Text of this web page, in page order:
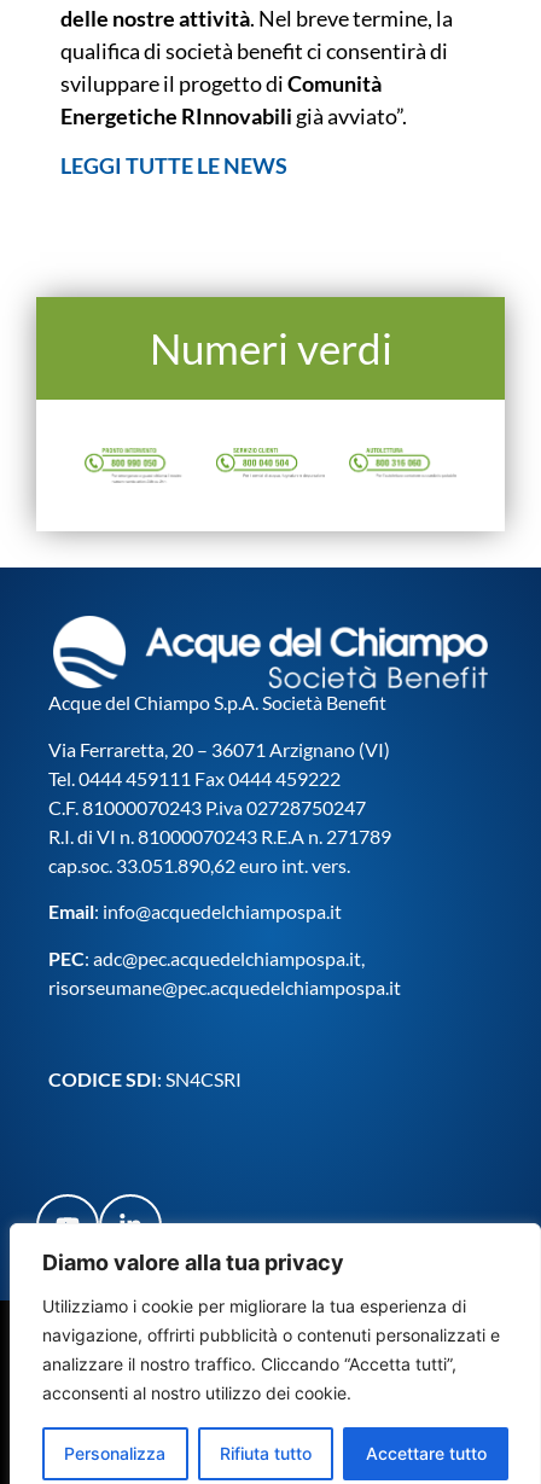
Diamo valore alla tua privacy
Utilizziamo i cookie per migliorare la tua esperienza di
navigazione, offrirti pubblicità o contenuti personalizzati e
analizzare il nostro traffico. Cliccando “Accetta tutti”,
acconsenti al nostro utilizzo dei cookie.
Personalizza Rifiuta tutto Accettare tutto
delle nostre attività. Nel breve termine, la
qualifica di società benefit ci consentirà di
sviluppare il progetto diComunità
Energetiche RInnovabili già avviato”.
LEGGI TUTTE LE NEWS
Numeri verdi
Acque del Chiampo S.p.A. Società Benefit
Via Ferraretta, 20 – 36071 Arzignano (VI)
Tel. 0444 459111 Fax 0444 459222
C.F. 81000070243 P.iva 02728750247
R.I. di VI n. 81000070243 R.E.A n. 271789
cap.soc. 33.051.890,62 euro int. vers.
Email: info@acquedelchiampospa.it
PEC: adc@pec.acquedelchiampospa.it
risorseumane@pec.acquedelchiampospa.it
CODICE SDI: SN4CSRI
© Copyright Acque del Chiampo S.p.A. Società Benefit 2024
– Tutti i diritti riservati
Credits
Privacy & Cookie policy